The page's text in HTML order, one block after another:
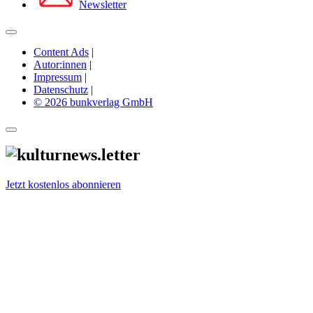
Newsletter
Content Ads |
Autor:innen |
Impressum |
Datenschutz |
© 2026 bunkverlag GmbH
Jetzt kostenlos abonnieren